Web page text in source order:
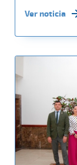
Ver noticia